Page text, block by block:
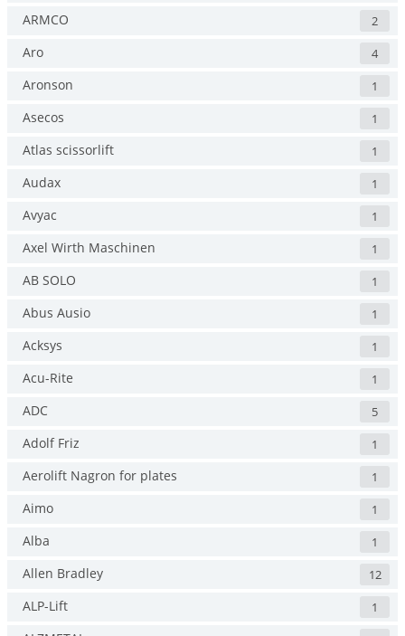
ARMCO 2
Aro 4
Aronson 1
Asecos 1
Atlas scissorlift 1
Audax 1
Avyac 1
Axel Wirth Maschinen 1
AB SOLO 1
Abus Ausio 1
Acksys 1
Acu-Rite 1
ADC 5
Adolf Friz 1
Aerolift Nagron for plates 1
Aimo 1
Alba 1
Allen Bradley 12
ALP-Lift 1